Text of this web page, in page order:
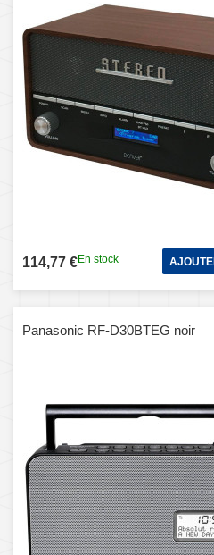
114,77 €En stock
Panasonic RF-D30BTEG noir